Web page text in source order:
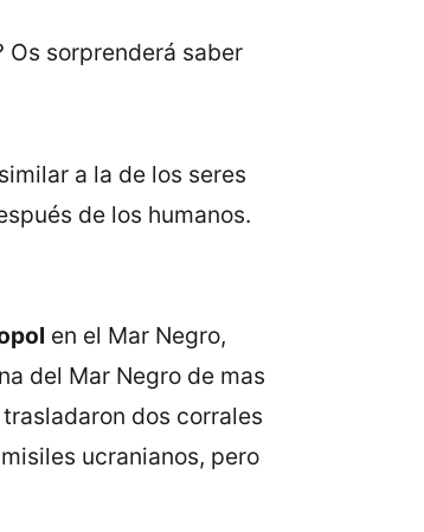
Os sorprenderá saber
a la de los seres
de los humanos.
en el Mar Negro,
del Mar Negro de mas
dos corrales
ucranianos, pero